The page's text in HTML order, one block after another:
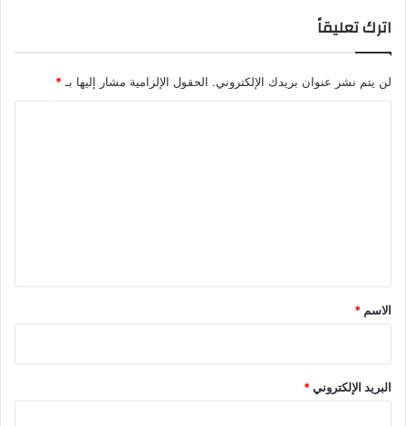
اترك تعليقاً
لن يتم نشر عنوان بريدك الإلكتروني. الحقول الإلزامية مشار إليها بـ *
*
الاسم *
البريد الإلكتروني*